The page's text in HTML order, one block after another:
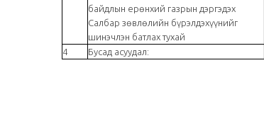
байдлын ерөнхий газрын дэргэдэх
Салбар зөвлөлийн бүрэлдэхүүнийг
шинэчлэн батлах тухай
4 Бусад асуудал: